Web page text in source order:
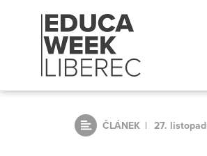
ČLÁNEK 27.